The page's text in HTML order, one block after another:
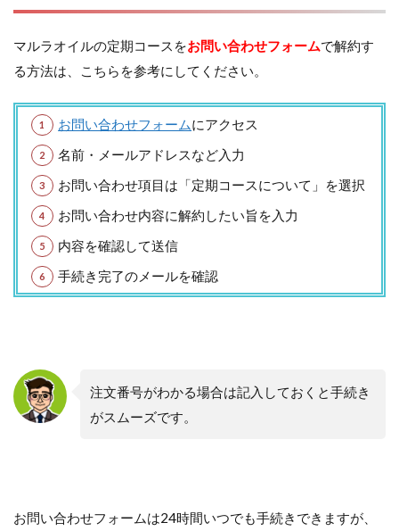
マルラオイルの定期コースをお問い合わせフォームで解約す
る方法は、こちらを参考にしてください。
お問い合わせフォームにアクセス
名前・メールアドレスなど入力
お問い合わせ項目は「定期コースについて」を選択
お問い合わせ内容に解約したい旨を入力
内容を確認して送信
手続き完了のメールを確認
注文番号がわかる場合は記入しておくと手続き
がスムーズです。
お問い合わせフォームは24時間いつでも手続きできますが、